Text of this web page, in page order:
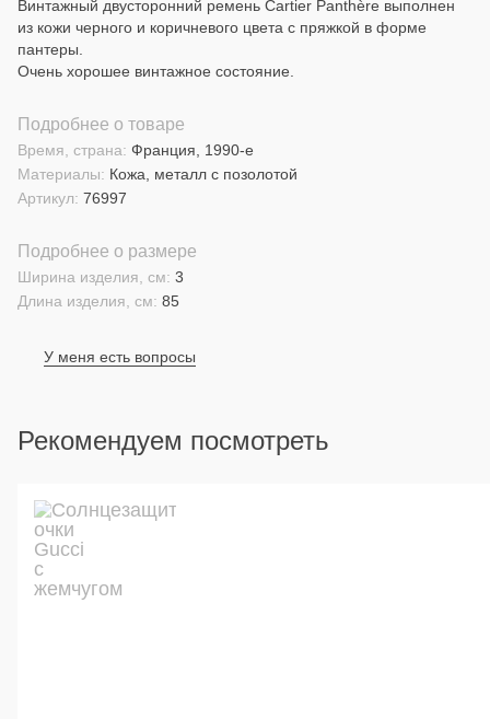
Винтажный двусторонний ремень Cartier Panthère выполнен
из кожи черного и коричневого цвета с пряжкой в форме
пантеры.
Очень хорошее винтажное состояние.
Подробнее о товаре
Материалы: Кожа, металл с позолотой
Время, страна: Франция, 1990-е
Артикул: 76997
Подробнее о размере
Длина изделия, см: 85
Ширина изделия, см: 3
У меня есть вопросы
Рекомендуем посмотреть